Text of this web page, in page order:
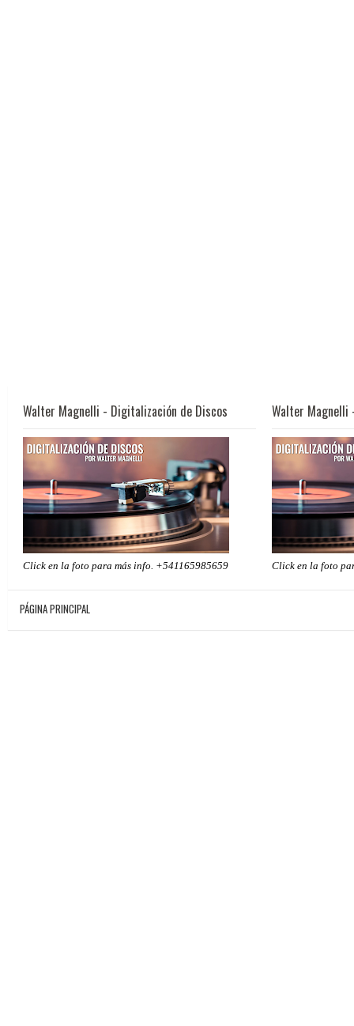
Walter Magnelli - Digitalización de Discos
Click en la foto para más info. +541165985659
Walter Magnelli
Click en la foto
PÁGINA PRINCIPAL